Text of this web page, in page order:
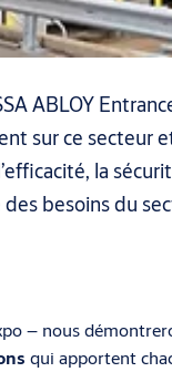
ABLOY
ce secteur
la
besoins du
– nous
qui apportent